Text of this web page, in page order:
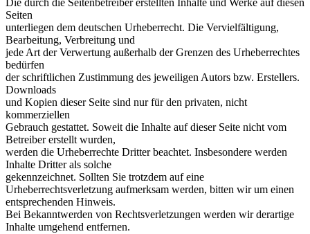
Seiten
unterliegen dem deutschen Urheberrecht. Die Vervielfältigung,
Bearbeitung, Verbreitung und
jede Art der Verwertung außerhalb der Grenzen des Urheberrechtes
bedürfen
der schriftlichen Zustimmung des jeweiligen Autors bzw. Erstellers.
Downloads
und Kopien dieser Seite sind nur für den privaten, nicht
kommerziellen
Gebrauch gestattet. Soweit die Inhalte auf dieser Seite nicht vom
Betreiber erstellt wurden,
werden die Urheberrechte Dritter beachtet. Insbesondere werden
Inhalte Dritter als solche
gekennzeichnet. Sollten Sie trotzdem auf eine
Urheberrechtsverletzung aufmerksam werden, bitten wir um einen
entsprechenden Hinweis.
Bei Bekanntwerden von Rechtsverletzungen werden wir derartige
Inhalte umgehend entfernen.